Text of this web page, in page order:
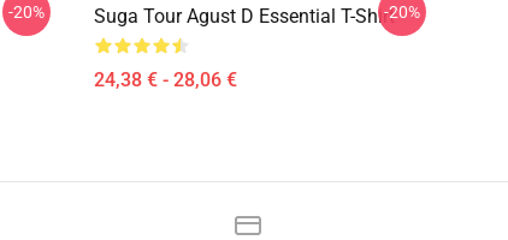
-20% Suga Tour Agust D Essential T-Shirt
24,38 € - 28,06 €
-20%